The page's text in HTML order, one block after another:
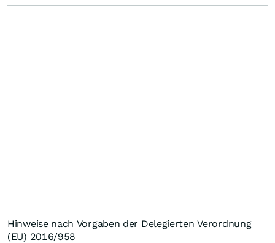
Hinweise nach Vorgaben der Delegierten Verordnung
(EU) 2016/958